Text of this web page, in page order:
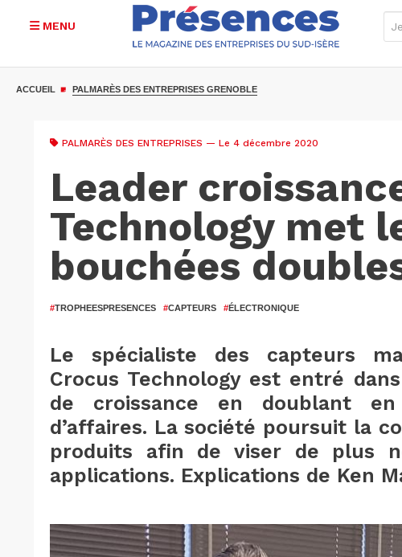
MENU
ACCUEIL PALMARÈS DES ENTREPRISES GRENOBLE
PALMARÈS DES ENTREPRISES — Le 4 décembre 2020
Leader
Technology met
bouchées
#TROPHEESPRESENCES #CAPTEURS #ÉLECTRONIQUE
Le spécialiste des capteurs
Crocus Technology est entré
de croissance en doublant
d’affaires. La société poursuit la
produits afin de viser de plus
applications. Explications de Ken